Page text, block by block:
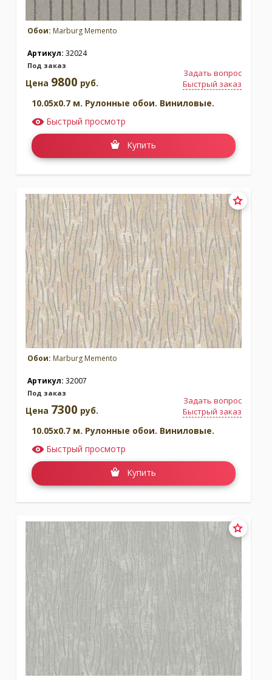
Обои: Marburg Memento
Артикул: 32024
Под заказ
Задать вопрос
Быстрый заказ
Цена 9800 руб.
10.05x0.7 м. Рулонные обои. Виниловые.
Быстрый просмотр
Купить
Обои: Marburg Memento
Артикул: 32007
Под заказ
Задать вопрос
Быстрый заказ
Цена 7300 руб.
10.05x0.7 м. Рулонные обои. Виниловые.
Быстрый просмотр
Купить